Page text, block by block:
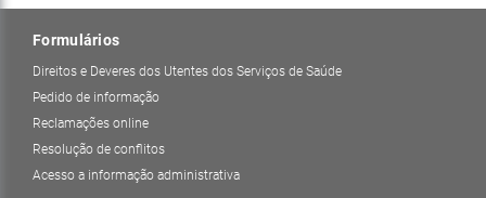
Formulários
Direitos e Deveres dos Utentes dos Serviços de Saúde
Pedido de informação
Reclamações online
Resolução de conflitos
Acesso a informação administrativa